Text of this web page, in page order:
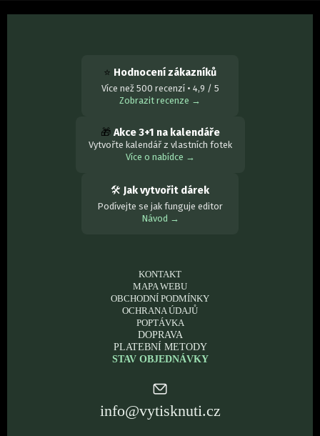
⭐ Hodnocení zákazníků
Více než 500 recenzí • 4,9 / 5
Zobrazit recenze →
🎁 Akce 3+1 na kalendáře
Vytvořte kalendář z vlastních fotek
Více o nabídce →
🛠 Jak vytvořit dárek
Podívejte se jak funguje editor
Návod →
KONTAKT
MAPA WEBU
OBCHODNÍ PODMÍNKY
OCHRANA ÚDAJŮ
POPTÁVKA
DOPRAVA
PLATEBNÍ METODY
STAV OBJEDNÁVKY
info@vytisknuti.cz